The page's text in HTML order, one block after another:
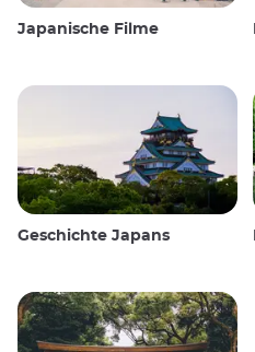
Japanische Filme
Geschichte Japans